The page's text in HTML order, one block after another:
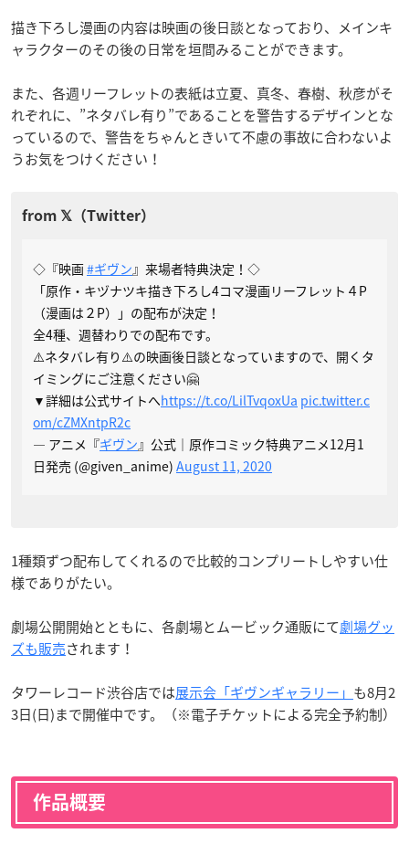
描き下ろし漫画の内容は映画の後日談となっており、メインキ
ャラクターのその後の日常を垣間みることができます。
また、各週リーフレットの表紙は立夏、真冬、春樹、秋彦がそ
れぞれに、”ネタバレ有り”であることを警告するデザインとな
っているので、警告をちゃんときいて不慮の事故に合わないよ
うお気をつけください！
◇『映画#ギヴン 』来場者特典決定！◇
「原作・キヅナツキ描き下ろし4コマ漫画リーフレット４P
（漫画は２P）」の配布が決定！
全4種、週替わりでの配布です。
⚠️ネタバレ有り⚠️の映画後日談となっていますので、開くタ
イミングにご注意ください🤗
▼詳細は公式サイトへhttps://t.co/LilTvqoxUa pic.twitter.c
om/cZMXntpR2c
— アニメ『ギヴン 』公式｜原作コミック特典アニメ12月1
日発売 (@given_anime) August 11, 2020
1種類ずつ配布してくれるので比較的コンプリートしやすい仕
様でありがたい。
劇場公開開始とともに、各劇場とムービック通販にて劇場グッ
ズも販売されます！
タワーレコード渋谷店では展示会「ギヴンギャラリー」 も8月2
3日(日)まで開催中です。（※電子チケットによる完全予約制）
作品概要